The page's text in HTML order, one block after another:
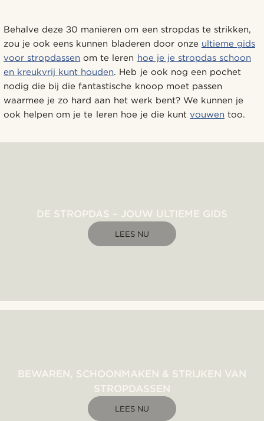
Behalve deze 30 manieren om een stropdas te strikken,
zou je ook eens kunnen bladeren door onze ultieme gids
voor stropdassen om te leren hoe je je stropdas schoon
en kreukvrij kunt houden. Heb je ook nog een pochet
nodig die bij die fantastische knoop moet passen
waarmee je zo hard aan het werk bent? We kunnen je
ook helpen om je te leren hoe je die kuntvouwen too.
DE STROPDAS – JOUW ULTIEME GIDS
LEES NU
BEWAREN, SCHOONMAKEN & STRIJKEN VAN
STROPDASSEN
LEES NU